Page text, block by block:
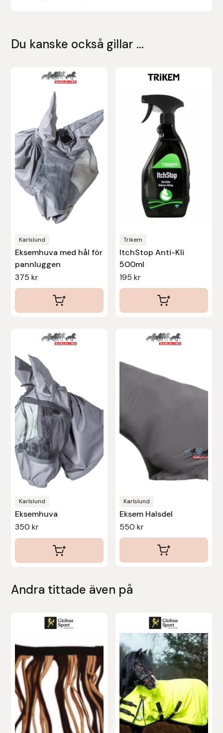
Du kanske också gillar …
Karlslund
Eksemhuva med hål för
pannluggen
375kr
Trikem
ItchStop Anti-Kli
500ml
195 kr
Karlslund
Eksemhuva
350kr
Karlslund
Eksem Halsdel
550 kr
Andra tittade även på
här
produkten
har
flera
varianter.
De
olika
alternativen
Professional’s Choice
Protector
Roeckl
Safehorse of Sweden
Saltverk
Sigga Ævars
Sonnenreiter
Star
Stina Helmersson Bokförlag
Tear-Aid
Tekna
Tidningen Ridsport Island
TöltSaga
TOPREITER
Trikem
Tunahaken
Uhip
Vals
Werkman Hoofcare
Willab
Wintec